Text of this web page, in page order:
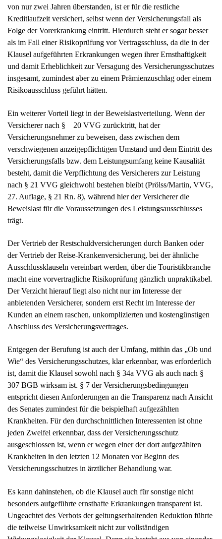
von nur zwei Jahren überstanden, ist er für die restliche
Kreditlaufzeit versichert, selbst wenn der Versicherungsfall als
Folge der Vorerkrankung eintritt. Hierdurch steht er sogar besser
als im Fall einer Risikoprüfung vor Vertragsschluss, da die in der
Klausel aufgeführten Erkrankungen wegen ihrer Ernsthaftigkeit
und damit Erheblichkeit zur Versagung des Versicherungsschutzes
insgesamt, zumindest aber zu einem Prämienzuschlag oder einem
Risikoausschluss geführt hätten.
Ein weiterer Vorteil liegt in der Beweislastverteilung. Wenn der
Versicherer nach § 20 VVG zurücktritt, hat der
Versicherungsnehmer zu beweisen, dass zwischen dem
verschwiegenen anzeigepflichtigen Umstand und dem Eintritt des
Versicherungsfalls bzw. dem Leistungsumfang keine Kausalität
besteht, damit die Verpflichtung des Versicherers zur Leistung
nach § 21 VVG gleichwohl bestehen bleibt (Prölss/Martin, VVG,
27. Auflage, § 21 Rn. 8), während hier der Versicherer die
Beweislast für die Voraussetzungen des Leistungsausschlusses
trägt.
Der Vertrieb der Restschuldversicherungen durch Banken oder
der Vertrieb der Reise-Krankenversicherung, bei der ähnliche
Ausschlussklauseln vereinbart werden, über die Touristikbranche
macht eine vorvertragliche Risikoprüfung gänzlich unpraktikabel.
Der Verzicht hierauf liegt also nicht nur im Interesse der
anbietenden Versicherer, sondern erst Recht im Interesse der
Kunden an einem raschen, unkomplizierten und kostengünstigen
Abschluss des Versicherungsvertrages.
Entgegen der Berufung ist auch der Umfang, mithin das „Ob und
Wie“ des Versicherungsschutzes, klar erkennbar, was erforderlich
ist, damit die Klausel sowohl nach § 34a VVG als auch nach §
307 BGB wirksam ist. § 7 der Versicherungsbedingungen
entspricht diesen Anforderungen an die Transparenz nach Ansicht
des Senates zumindest für die beispielhaft aufgezählten
Krankheiten. Für den durchschnittlichen Interessenten ist ohne
jeden Zweifel erkennbar, dass der Versicherungsschutz
ausgeschlossen ist, wenn er wegen einer der dort aufgezählten
Krankheiten in den letzten 12 Monaten vor Beginn des
Versicherungsschutzes in ärztlicher Behandlung war.
Es kann dahinstehen, ob die Klausel auch für sonstige nicht
besonders aufgeführte ernsthafte Erkrankungen transparent ist.
Ungeachtet des Verbots der geltungserhaltenden Reduktion führte
die teilweise Unwirksamkeit nicht zur vollständigen